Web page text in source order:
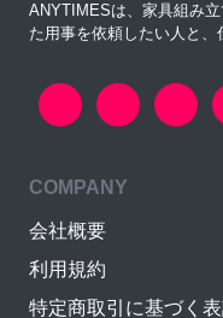
ANYTIMESは、家具組み
た用事を依頼したい人と、
COMPANY
会社概要
利用規約
特定商取引に基づく